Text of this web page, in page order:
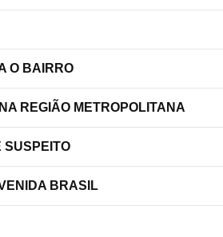
O BAIRRO
REGIÃO METROPOLITANA
SUSPEITO
BRASIL